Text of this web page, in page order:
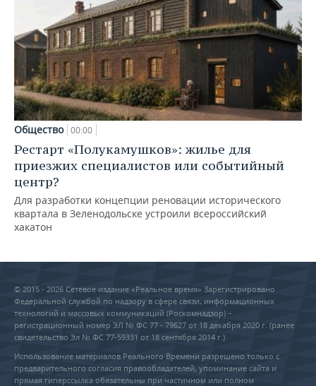
Общество 00:00
Рестарт «Полукамушков»: жилье для
приезжих специалистов или событийный
центр?
Для разработки концепции реновации исторического
квартала в Зеленодольске устроили всероссийский
хакатон
© 2015 - 2026 Сетевое издание «Реальное время» Зарегистрировано
Федеральной службой по надзору в сфере связи, информационных
технологий и массовых коммуникаций (Роскомнадзор) –
регистрационный номер ЭЛ № ФС 77 - 79627 от 18 декабря 2020 г. (ранее
свидетельство Эл № ФС 77-59331 от 18 сентября 2014 г.)
Использование материалов Реального Времени разрешено только с
предварительного согласия правообладателей, упоминание сайта и
прямая гиперссылка обязательны при частичном или полном